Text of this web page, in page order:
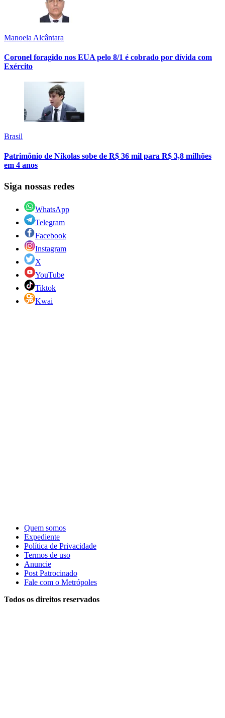
Manoela Alcântara
Coronel foragido nos EUA pelo 8/1 é cobrado por dívida com
Exército
Brasil
Patrimônio de Nikolas sobe de R$ 36 mil para R$ 3,8 milhões
em 4 anos
Siga nossas redes
WhatsApp
Telegram
Facebook
Instagram
X
YouTube
Tiktok
Kwai
Quem somos
Expediente
Política de Privacidade
Termos de uso
Anuncie
Post Patrocinado
Fale com o Metrópoles
Todos os direitos reservados